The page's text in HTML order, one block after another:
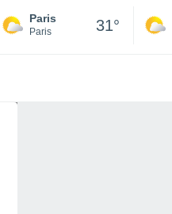
Paris
Paris 31°